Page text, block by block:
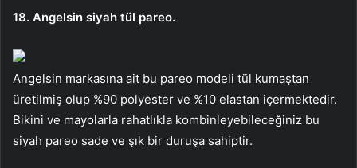
18. Angelsin siyah tül pareo.
Angelsin markasına ait bu pareo modeli tül kumaştan
üretilmiş olup %90 polyester ve %10 elastan içermektedir.
Bikini ve mayolarla rahatlıkla kombinleyebileceğiniz bu
siyah pareo sade ve şık bir duruşa sahiptir.